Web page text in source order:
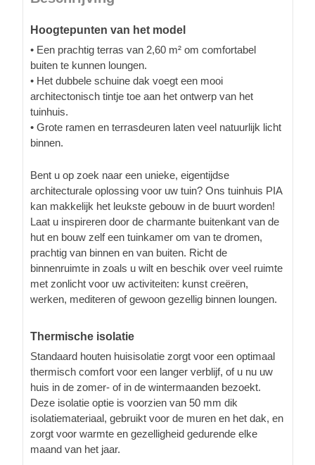
Hoogtepunten van het model
• Een prachtig terras van 2,60 m² om comfortabel
buiten te kunnen loungen.
• Het dubbele schuine dak voegt een mooi
architectonisch tintje toe aan het ontwerp van het
tuinhuis.
• Grote ramen en terrasdeuren laten veel natuurlijk licht
binnen.
Bent u op zoek naar een unieke, eigentijdse
architecturale oplossing voor uw tuin? Ons tuinhuis PIA
kan makkelijk het leukste gebouw in de buurt worden!
Laat u inspireren door de charmante buitenkant van de
hut en bouw zelf een tuinkamer om van te dromen,
prachtig van binnen en van buiten. Richt de
binnenruimte in zoals u wilt en beschik over veel ruimte
met zonlicht voor uw activiteiten: kunst creëren,
werken, mediteren of gewoon gezellig binnen loungen.
Thermische isolatie
Standaard houten huisisolatie zorgt voor een optimaal
thermisch comfort voor een langer verblijf, of u nu uw
huis in de zomer- of in de wintermaanden bezoekt.
Deze isolatie optie is voorzien van 50 mm dik
isolatiemateriaal, gebruikt voor de muren en het dak, en
zorgt voor warmte en gezelligheid gedurende elke
maand van het jaar.